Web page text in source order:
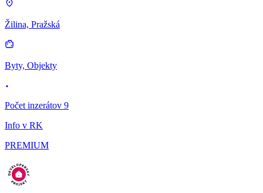
Žilina, Pražská
Byty, Objekty
Počet inzerátov 9
Info v RK
PREMIUM